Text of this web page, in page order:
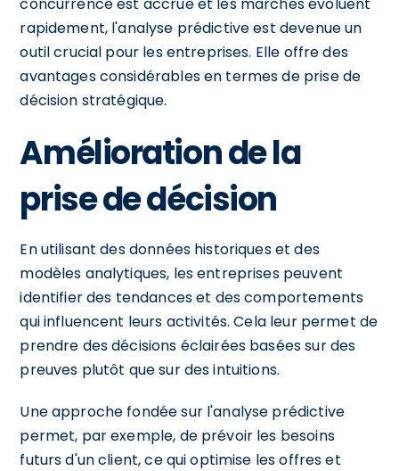
rapidement, l'analyse prédictive est devenue un
outil crucial pour les entreprises. Elle offre des
avantages considérables en termes de prise de
décision stratégique.
Amélioration de la
prise de décision
En utilisant des données historiques et des
modèles analytiques, les entreprises peuvent
identifier des tendances et des comportements
qui influencent leurs activités. Cela leur permet de
prendre des décisions éclairées basées sur des
preuves plutôt que sur des intuitions.
Une approche fondée sur l'analyse prédictive
permet, par exemple, de prévoir les besoins
futurs d'un client, ce qui optimise les offres et